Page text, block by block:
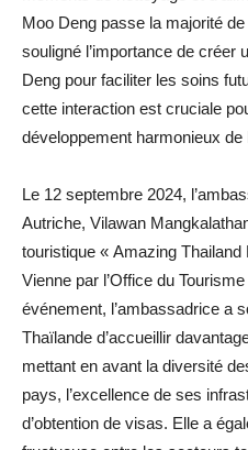
Moo Deng passe la majorité
souligné l’importance de créer
Deng pour faciliter les soins
cette interaction est cruciale
développement harmonieux de
Le 12 septembre 2024,
Autriche, Vilawan
touristique « Amazing
Vienne par l’Office du
événement, l’ambassadrice a
Thaïlande d’accueillir
mettant en avant la diversité
pays, l’excellence de ses
d’obtention de visas. Elle a